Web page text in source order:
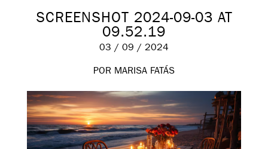
SCREENSHOT 2024-09-03 AT
09.52.19
03 / 09 / 2024
POR MARISA FATÁS